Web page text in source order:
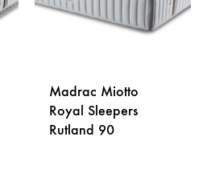
Madrac Miotto
Royal Sleepers
Rutland 90